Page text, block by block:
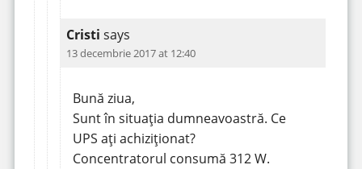
Cristi says
13 decembrie 2017 at 12:40
Bună ziua,
Sunt în situația dumneavoastră. Ce
UPS ați achiziționat?
Concentratorul consumă 312 W.